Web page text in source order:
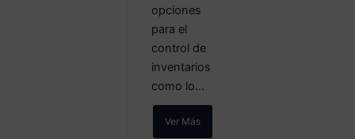
opciones
para el
control de
inventarios
como lo...
Ver Más